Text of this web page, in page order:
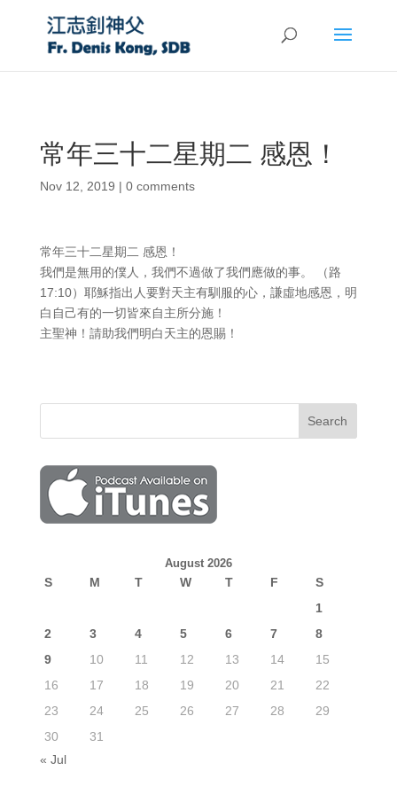
常年三十二星期二 感恩！
Nov 12, 2019 | 0 comments
常年三十二星期二 感恩！
我們是無用的僕人，我們不過做了我們應做的事。 （路
17:10）耶穌指出人要對天主有馴服的心，謙虛地感恩，明
白自己有的一切皆來自主所分施！
主聖神！請助我們明白天主的恩賜！
August 2026
S M T W T F
S
1
2
3 4 5 6 7
8
9
10 11 12 13 14
15
16
17 18 19 20 21
22
23
24 25 26 27 28
29
30
31
« Jul